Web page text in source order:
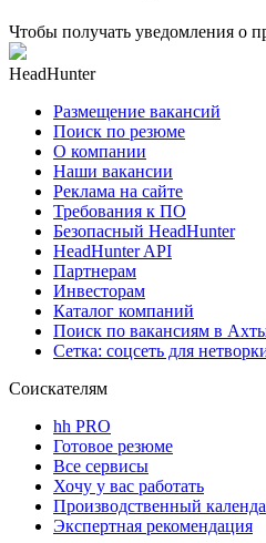
Чтобы получать уведомления о
HeadHunter
Размещение вакансий
Поиск по резюме
О компании
Наши вакансии
Реклама на сайте
Требования к ПО
Безопасный HeadHunter
HeadHunter API
Партнерам
Инвесторам
Каталог компаний
Поиск по вакансиям в
Сетка: соцсеть для
Соискателям
hh PRO
Готовое резюме
Все сервисы
Хочу у вас работать
Производственный
Экспертная рекомендация